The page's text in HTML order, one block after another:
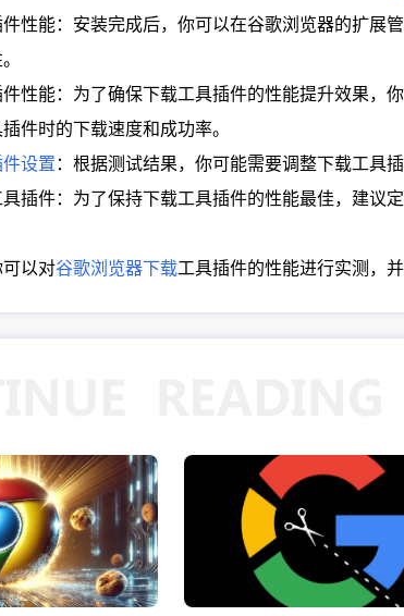
性能：安装完成后，你可以在谷歌浏览器的扩展
性能：为了确保下载工具插件的性能提升效果
件时的下载速度和成功率。
设置 ：根据测试结果，你可能需要调整下载工具
插件：为了保持下载工具插件的性能最佳，建议
以对谷歌浏览器下载工具插件的性能进行实测，